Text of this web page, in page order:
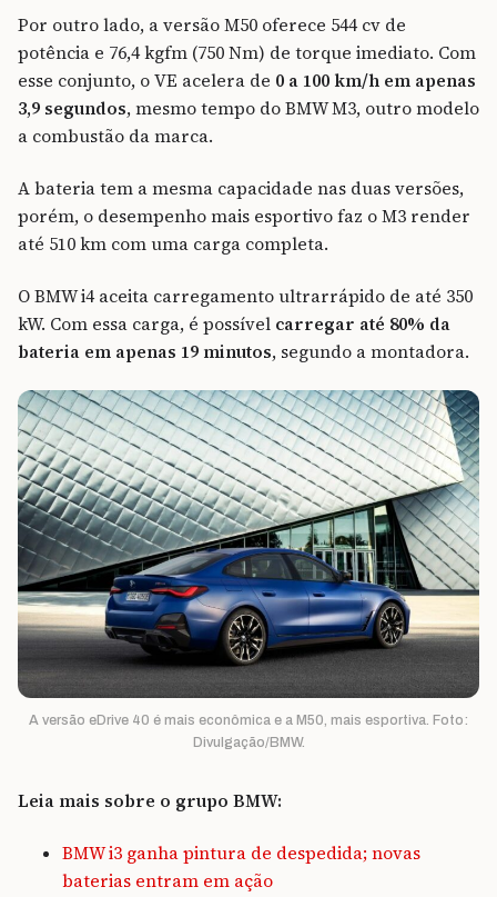
Por outro lado, a versão M50 oferece 544 cv de
potência e 76,4 kgfm (750 Nm) de torque imediato. Com
esse conjunto, o VE acelera de 0 a 100 km/h em apenas
3,9 segundos, mesmo tempo do BMW M3, outro modelo
a combustão da marca.
A bateria tem a mesma capacidade nas duas versões,
porém, o desempenho mais esportivo faz o M3 render
até 510 km com uma carga completa.
O BMW i4 aceita carregamento ultrarrápido de até 350
kW. Com essa carga, é possível carregar até 80% da
bateria em apenas 19 minutos, segundo a montadora.
A versão eDrive 40 é mais econômica e a M50, mais esportiva. Foto:
Divulgação/BMW.
Leia mais sobre o grupo BMW:
BMW i3 ganha pintura de despedida; novas
baterias entram em ação